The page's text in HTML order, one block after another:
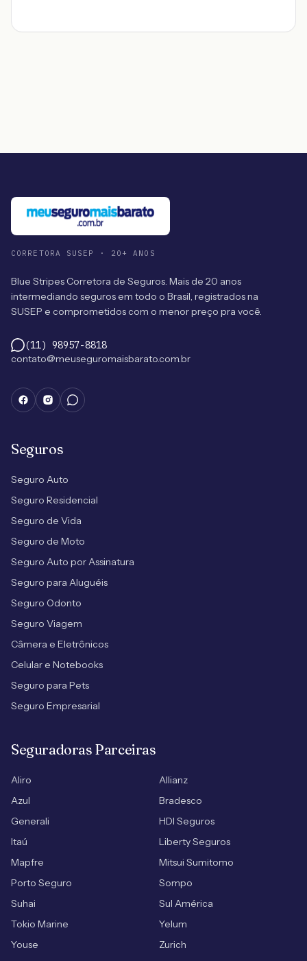
CORRETORA SUSEP · 20+ ANOS
Blue Stripes Corretora de Seguros. Mais de 20 anos
intermediando seguros em todo o Brasil, registrados na
SUSEP e comprometidos com o menor preço pra você.
(11) 98957-8818
contato@meuseguromaisbarato.com.br
Seguros
Seguro Auto
Seguro Residencial
Seguro de Vida
Seguro de Moto
Seguro Auto por Assinatura
Seguro para Aluguéis
Seguro Odonto
Seguro Viagem
Câmera e Eletrônicos
Celular e Notebooks
Seguro para Pets
Seguro Empresarial
Seguradoras Parceiras
Aliro
Allianz
Azul
Bradesco
Generali
HDI Seguros
Itaú
Liberty Seguros
Mapfre
Mitsui Sumitomo
Porto Seguro
Sompo
Suhai
Sul América
Tokio Marine
Yelum
Youse
Zurich